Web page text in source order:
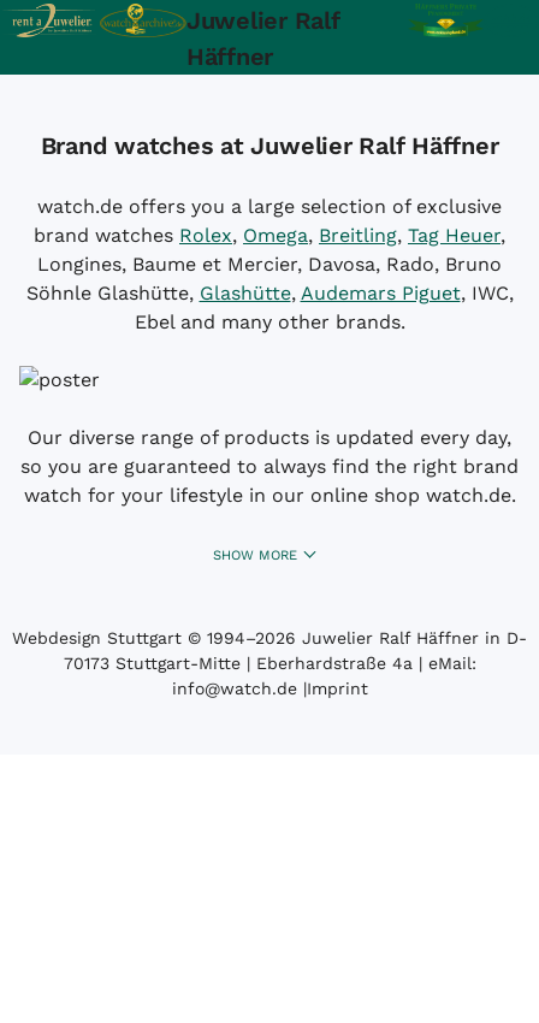
Juwelier Ralf
Häffner
Brand watches at Juwelier Ralf Häffner
watch.de offers you a large selection of exclusive
brand watches Rolex, Omega, Breitling, Tag Heuer,
Longines, Baume et Mercier, Davosa, Rado, Bruno
Söhnle Glashütte, Glashütte, Audemars Piguet, IWC,
Ebel and many other brands.
Our diverse range of products is updated every day,
so you are guaranteed to always find the right brand
watch for your lifestyle in our online shop watch.de.
SHOW MORE
Webdesign Stuttgart © 1994­–2026 Juwelier Ralf Häffner in D-
70173 Stuttgart-Mitte | Eberhardstraße 4a | eMail:
info@watch.de|Imprint